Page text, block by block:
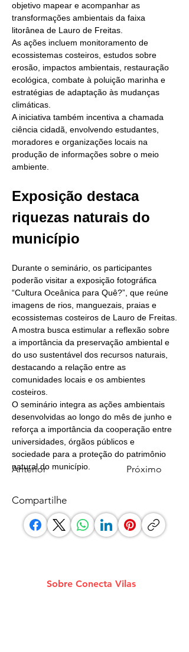
Anterior Próximo
objetivo mapear e acompanhar as
transformações ambientais da faixa
litorânea de Lauro de Freitas.
As ações incluem monitoramento de
ecossistemas costeiros, estudos sobre
erosão, impactos ambientais, restauração
ecológica, combate à poluição marinha e
estratégias de adaptação às mudanças
climáticas.
A iniciativa também incentiva a chamada
ciência cidadã, envolvendo estudantes,
moradores e organizações locais na
produção de informações sobre o meio
ambiente.
Exposição destaca
riquezas naturais do
município
Durante o seminário, os participantes
poderão visitar a exposição fotográfica
“Cultura Oceânica para Quê?”, que reúne
imagens de rios, manguezais, praias e
ecossistemas costeiros de Lauro de Freitas.
A mostra busca estimular a reflexão sobre
a importância da preservação ambiental e
do uso sustentável dos recursos naturais,
destacando a relação entre as
comunidades locais e os ambientes
costeiros.
O seminário integra as ações ambientais
desenvolvidas ao longo do mês de junho e
reforça a importância da cooperação entre
universidades, órgãos públicos e
sociedade para a proteção do patrimônio
natural do município.
Compartilhe
Sobre Conecta Vilas